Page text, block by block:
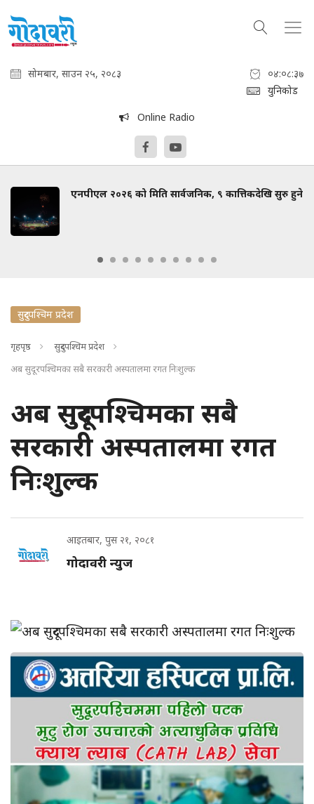
सोमबार, साउन २५, २०८३
०४:०८:३८
युनिकोड
Online Radio
एनपीएल २०२६ को मिति सार्वजनिक, ९ कात्तिकदेखि सुरु हुने
सुदुरपश्चिम प्रदेश
गृहपृष्ठ
सुदुरपश्चिम प्रदेश
अब सुदूरपश्चिमका सबै सरकारी अस्पतालमा रगत निःशुल्क
अब सुदूरपश्चिमका सबै
सरकारी अस्पतालमा रगत
निःशुल्क
आइतबार, पुस २१, २०८१
गोदावरी न्युज